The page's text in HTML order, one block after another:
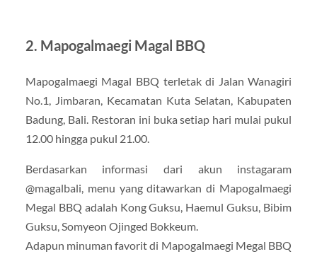
2. Mapogalmaegi Magal BBQ
Mapogalmaegi Magal BBQ terletak di Jalan Wanagiri
No.1, Jimbaran, Kecamatan Kuta Selatan, Kabupaten
Badung, Bali. Restoran ini buka setiap hari mulai pukul
12.00 hingga pukul 21.00.
Berdasarkan informasi dari akun instagaram
@magalbali, menu yang ditawarkan di Mapogalmaegi
Megal BBQ adalah Kong Guksu, Haemul Guksu, Bibim
Guksu, Somyeon Ojinged Bokkeum.
Adapun minuman favorit di Mapogalmaegi Megal BBQ